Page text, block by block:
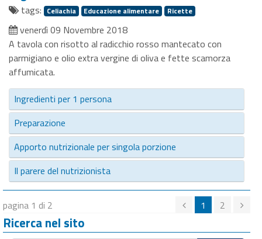
tags: Celiachia Educazione alimentare Ricette
venerdì 09 Novembre 2018
A tavola con risotto al radicchio rosso mantecato con
parmigiano e olio extra vergine di oliva e fette scamorza
affumicata.
Ingredienti per 1 persona
Preparazione
Apporto nutrizionale per singola porzione
Il parere del nutrizionista
pagina 1 di 2 1 2
Ricerca nel sito